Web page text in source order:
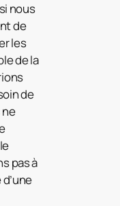
nous
de
les
de la
de
ne
pas à